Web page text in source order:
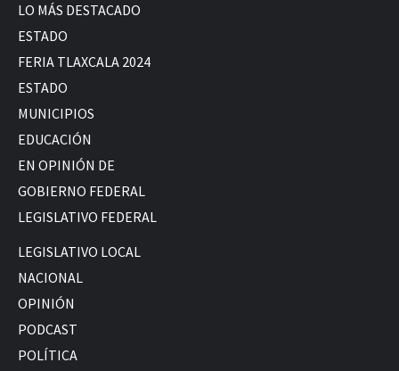
LO MÁS DESTACADO
ESTADO
FERIA TLAXCALA 2024
ESTADO
MUNICIPIOS
EDUCACIÓN
EN OPINIÓN DE
GOBIERNO FEDERAL
LEGISLATIVO FEDERAL
LEGISLATIVO LOCAL
NACIONAL
OPINIÓN
PODCAST
POLÍTICA